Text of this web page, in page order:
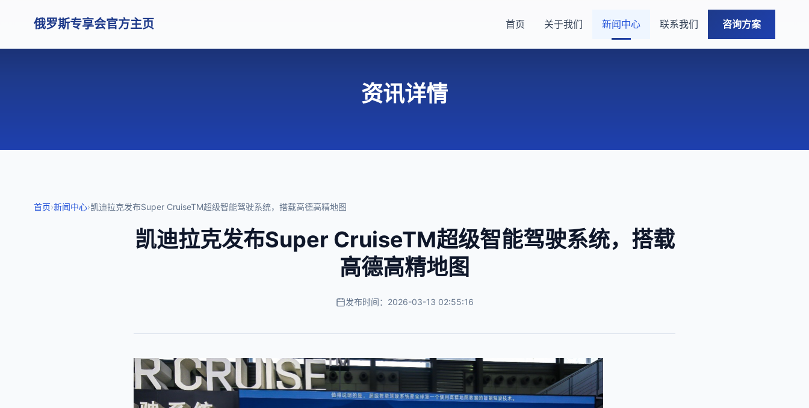
俄罗斯专享会官方主页 首页 关于我们 新闻中心 联系我们 咨询方案
资讯详情
首页›新闻中心›凯迪拉克发布Super CruiseTM超级智能驾驶系统，搭载高德高精地图
凯迪拉克发布Super CruiseTM超级智能驾驶系统，搭载
高德高精地图
发布时间：2026-03-13 02:55:16